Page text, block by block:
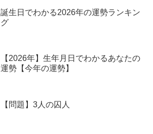
誕生日でわかる2026年の運勢ランキン
グ
【2026年】生年月日でわかるあなたの
運勢【今年の運勢】
【問題】3人の囚人